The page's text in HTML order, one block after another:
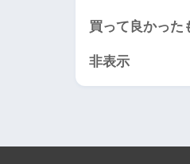
買って良かった
非表示